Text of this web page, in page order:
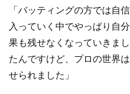
「バッティングの方では自
入っていく中でやっぱり自
果も残せなくなっていきま
たんですけど、プロの世界
せられました」